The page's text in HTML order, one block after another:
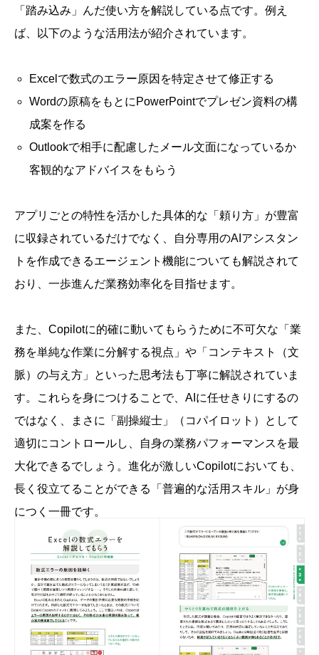
「踏み込み」んだ使い方を解説している点です。例え
ば、以下のような活用法が紹介されています。
Excelで数式のエラー原因を特定させて修正する
Wordの原稿をもとにPowerPointでプレゼン資料の構
成案を作る
Outlookで相手に配慮したメール文面になっているか
客観的なアドバイスをもらう
アプリごとの特性を活かした具体的な「頼り方」が豊富
に収録されているだけでなく、自分専用のAIアシスタン
トを作成できるエージェント機能についても解説されて
おり、一歩進んだ業務効率化を目指せます。
また、Copilotに的確に動いてもらうために不可欠な「業
務を単純な作業に分解する視点」や「コンテキスト（文
脈）の与え方」といった思考法も丁寧に解説されていま
す。これらを身につけることで、AIに任せきりにするの
ではなく、まさに「副操縦士」（コパイロット）として
適切にコントロールし、自身の業務パフォーマンスを最
大化できるでしょう。進化が激しいCopilotにおいても、
長く役立てることができる「普遍的な活用スキル」が身
につく一冊です。